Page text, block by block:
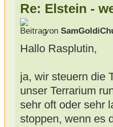
Re: Elstein -
von
Hallo Rasplutin,
ja, wir steuern die
unser Terrarium
sehr oft oder sehr
stoppen, wenn es